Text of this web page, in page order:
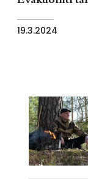
19.3.2024